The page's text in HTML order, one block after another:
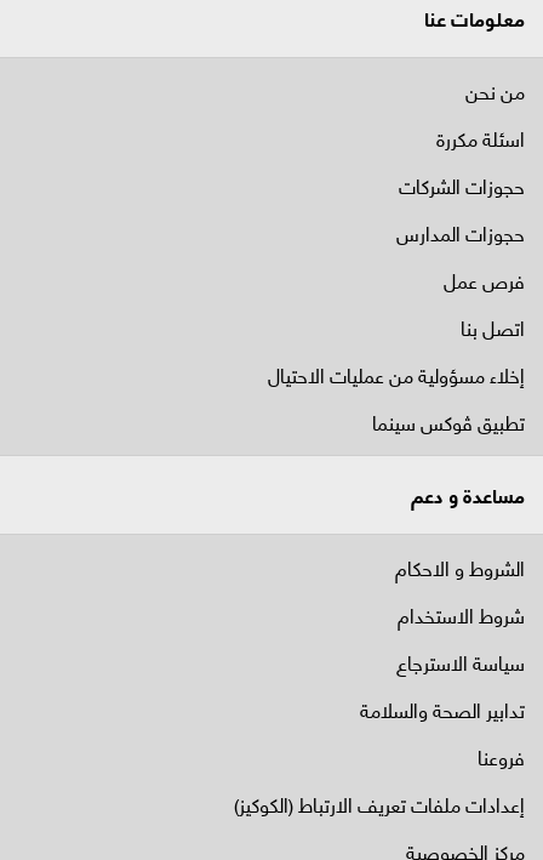
معلومات عنا
من نحن
اسئلة مكررة
حجوزات الشركات
حجوزات المدارس
فرص عمل
اتصل بنا
إخلاء مسؤولية من عمليات الاحتيال
تطبيق ڤوكس سينما
مساعدة و دعم
الشروط و الاحكام
شروط الاستخدام
سياسة الاسترجاع
تدابير الصحة والسلامة
فروعنا
إعدادات ملفات تعريف الارتباط (الكوكيز)
مركز الخصوصية